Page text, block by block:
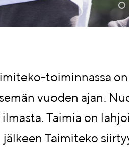
toiminnassa
vuoden ajan.
ilmasta. Taimia on
Taimiteko